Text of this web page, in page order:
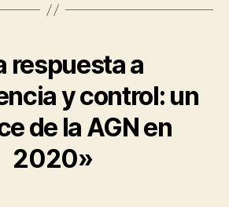
respuesta a
y control: un
de la AGN en
2020»